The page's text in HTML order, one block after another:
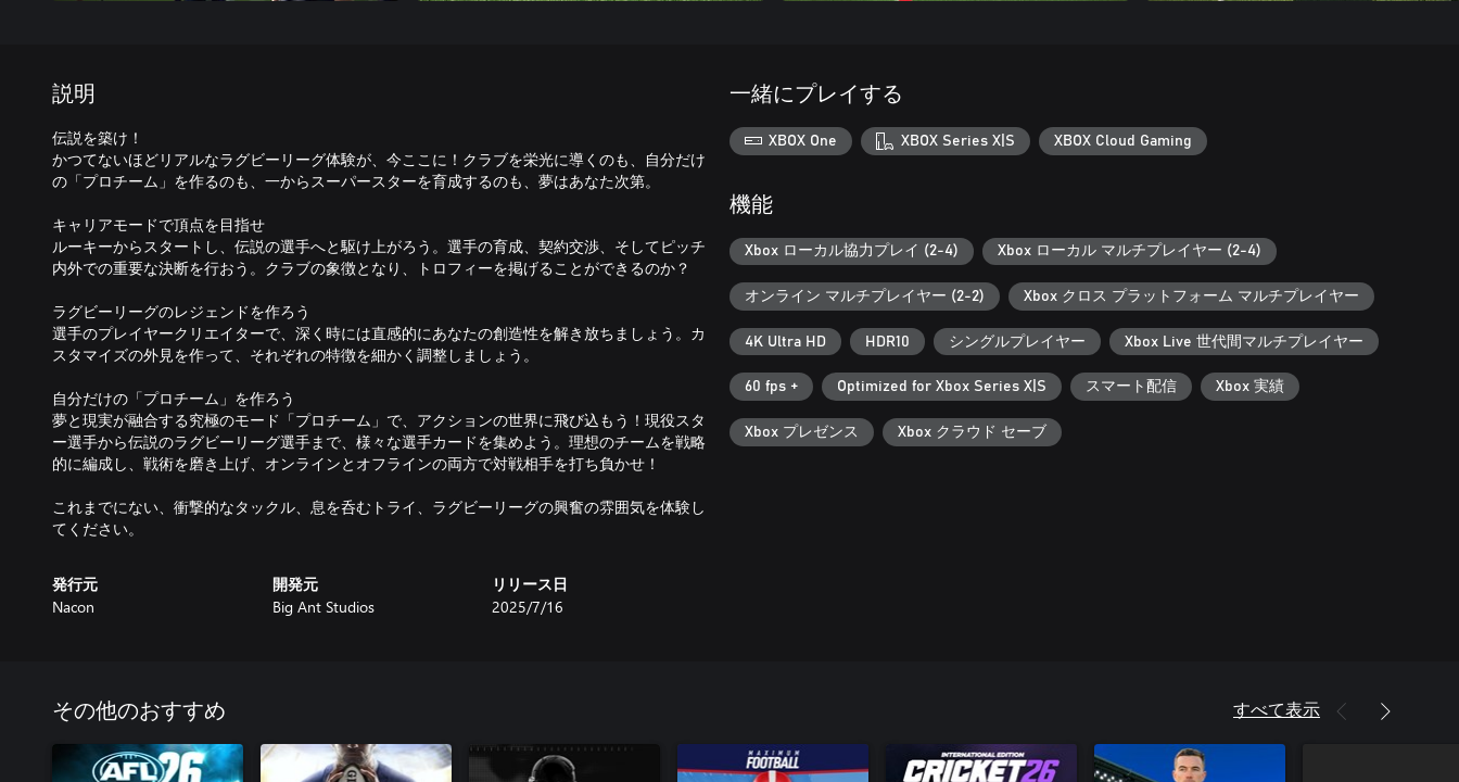
説明
伝説を築け！
かつてないほどリアルなラグビーリーグ体験が、今ここに！クラブを栄光に導くのも、自分だけ
の「プロチーム」を作るのも、一からスーパースターを育成するのも、夢はあなた次第。
キャリアモードで頂点を目指せ
ルーキーからスタートし、伝説の選手へと駆け上がろう。選手の育成、契約交渉、そしてピッチ
内外での重要な決断を行おう。クラブの象徴となり、トロフィーを掲げることができるのか？
ラグビーリーグのレジェンドを作ろう
選手のプレイヤークリエイターで、深く時には直感的にあなたの創造性を解き放ちましょう。カ
スタマイズの外見を作って、それぞれの特徴を細かく調整しましょう。
自分だけの「プロチーム」を作ろう
夢と現実が融合する究極のモード「プロチーム」で、アクションの世界に飛び込もう！現役スタ
ー選手から伝説のラグビーリーグ選手まで、様々な選手カードを集めよう。理想のチームを戦略
的に編成し、戦術を磨き上げ、オンラインとオフラインの両方で対戦相手を打ち負かせ！
これまでにない、衝撃的なタックル、息を呑むトライ、ラグビーリーグの興奮の雰囲気を体験し
てください。
発行元
Nacon
開発元
Big Ant Studios
リリース日
2025/7/16
一緒にプレイする
XBOX One XBOX Series X|S XBOX Cloud Gaming
機能
Xbox ローカル協力プレイ (2-4) Xbox ローカル マルチプレイヤー (2-4)
オンライン マルチプレイヤー (2-2) Xbox クロス プラットフォーム マルチプレイヤー
4K Ultra HD HDR10 シングルプレイヤー Xbox Live 世代間マルチプレイヤー
60 fps + Optimized for Xbox Series X|S スマート配信 Xbox 実績
Xbox プレゼンス Xbox クラウド セーブ
その他のおすすめ すべて表示